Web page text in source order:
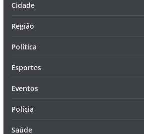
Cidade
Região
Política
Esportes
Eventos
Polícia
Saúde